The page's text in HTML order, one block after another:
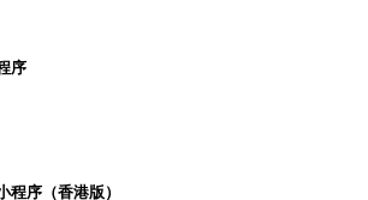
序
程序（香港版）